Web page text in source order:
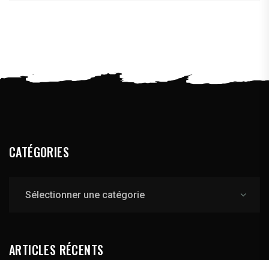
CATÉGORIES
ARTICLES RÉCENTS